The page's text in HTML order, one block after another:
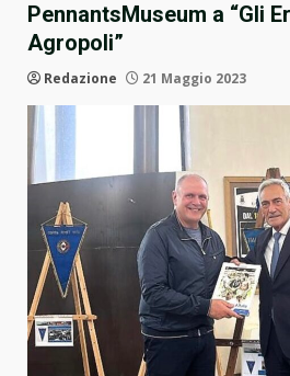
PennantsMuseum a “Gli
Agropoli”
Redazione 21 Maggio 2023